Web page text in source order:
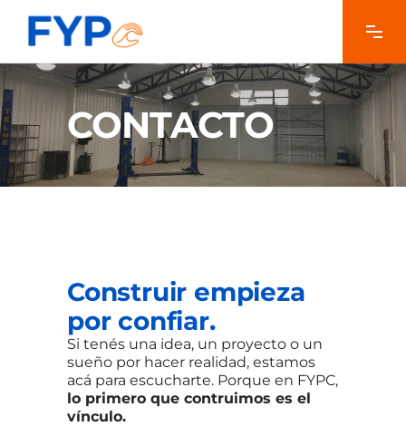
CONTACTO
Construir empieza
por confiar.
Si tenés una idea, un proyecto o un
sueño por hacer realidad, estamos
acá para escucharte. Porque en FYPC,
lo primero que contruimos es el
vínculo.